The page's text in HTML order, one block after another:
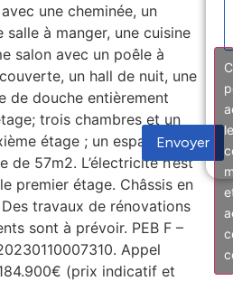
une cheminée, un
salle à manger, une cuisine
salon avec un poêle à
un hall de nuit, une
de douche entièrement
trois chambres et un
étage ; un espace
de 57m2. L’électricité n’est
premier étage. Châssis en
travaux de rénovations
sont à prévoir. PEB F –
Appel
(prix indicatif et
Envoyer